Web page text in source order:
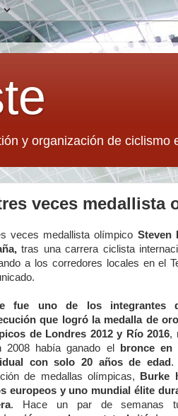
y organización de ciclismo
veces medallista
veces medallista olímpico Steven
tras una carrera ciclista
a los corredores locales en el
fue uno de los integrantes
que logró la medalla de
de Londres 2012 y Río 2016,
2008 había ganado el
bronce en
con solo 20 años de edad .
de medallas olímpicas,
Burke
europeos y uno mundial élite
. Hace un par de semanas